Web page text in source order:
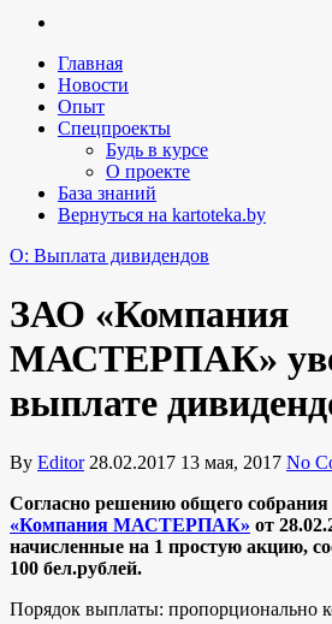
Главная
Новости
Опыт
Спецпроекты
Будь в курсе
О проекте
База знаний
Вернуться на kartoteka.by
O: Выплата дивидендов
ЗАО «Компания
МАСТЕРПАК»
выплате
By Editor 28.02.2017 13 мая, 2017 No
Согласно решению общего
«Компания МАСТЕРПАК» от
начисленные на 1 простую акцию,
100 бел.рублей.
Порядок выплаты: пропорционально